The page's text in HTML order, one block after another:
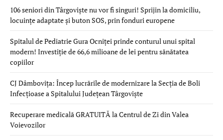
106 seniori din Târgoviște nu vor fi singuri! Sprijin la domiciliu,
locuințe adaptate și buton SOS, prin fonduri europene
Spitalul de Pediatrie Gura Ocniței prinde conturul unui spital
modern! Investiție de 66,6 milioane de lei pentru sănătatea
copiilor
CJ Dâmbovița: Încep lucrările de modernizare la Secția de Boli
Infecțioase a Spitalului Județean Târgoviște
Recuperare medicală GRATUITĂ la Centrul de Zi din Valea
Voievozilor